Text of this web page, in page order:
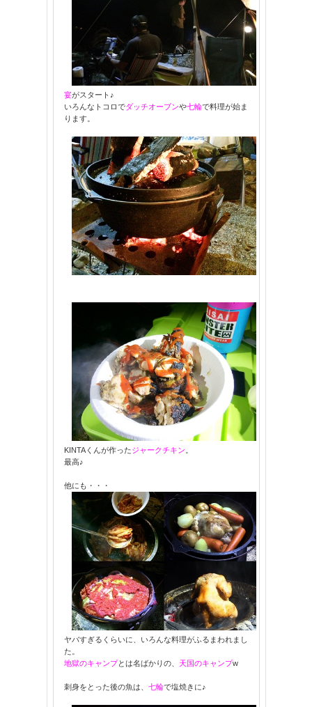
宴がスタート♪
いろんなトコロでダッチオーブンや七輪で料理が始ま
ります。
KINTAくんが作ったジャークチキン
最高♪
他にも・・・
ヤバすぎるくらいに、いろんな料理がふるまわれまし
た。
地獄のキャンプとは名ばかりの、 天国のキャンプw
刺身をとった後の魚は、 七輪で塩焼きに♪